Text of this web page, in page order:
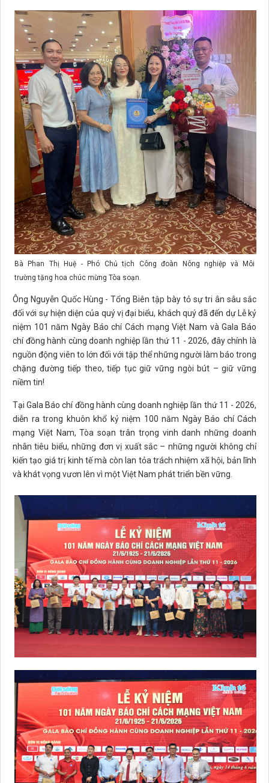
Bà Phan Thị Huệ - Phó Chủ tịch Công đoàn Nông nghiệp và Môi
trường tặng hoa chúc mừng Tòa soạn.
Ông Nguyễn Quốc Hùng - Tổng Biên tập bày tỏ sự tri ân sâu sắc
đối với sự hiện diện của quý vị đại biểu, khách quý đã đến dự Lễ kỷ
niệm 101 năm Ngày Báo chí Cách mạng Việt Nam và Gala Báo
chí đồng hành cùng doanh nghiệp lần thứ 11 - 2026, đây chính là
nguồn động viên to lớn đối với tập thể những người làm báo trong
chặng đường tiếp theo, tiếp tục giữ vững ngòi bút – giữ vững
niềm tin!
Tại Gala Báo chí đồng hành cùng doanh nghiệp lần thứ 11 - 2026,
diễn ra trong khuôn khổ kỷ niệm 100 năm Ngày Báo chí Cách
mạng Việt Nam, Tòa soạn trân trọng vinh danh những doanh
nhân tiêu biểu, những đơn vị xuất sắc – những người không chỉ
kiến tạo giá trị kinh tế mà còn lan tỏa trách nhiệm xã hội, bản lĩnh
và khát vọng vươn lên vì một Việt Nam phát triển bền vững.